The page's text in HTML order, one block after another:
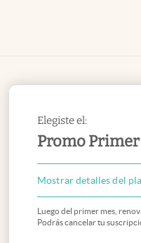
Elegiste el:
Promo
Mostrar detalles del
Luego del primer mes,
Podrás cancelar tu